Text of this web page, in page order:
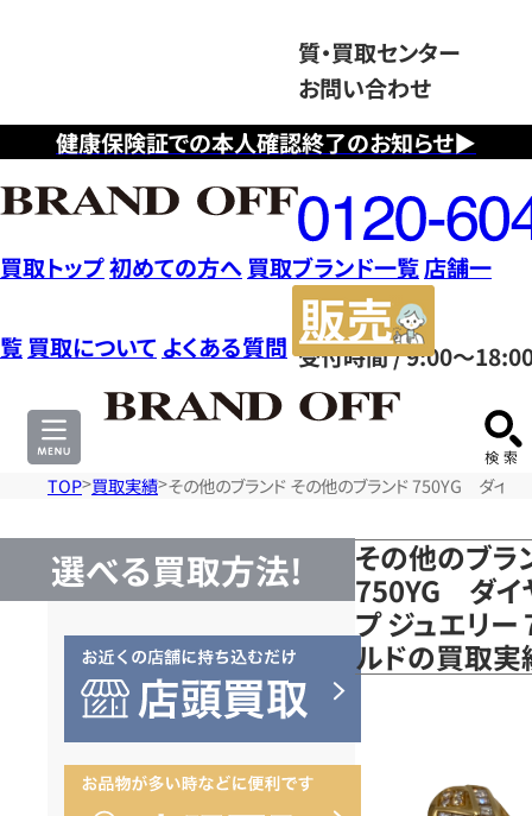
健康保険証での本人確認終了のお知らせ▶
質・買取センター
お問い合わせ
フ
リ
ー
ダ
イ
ヤ
ル
0120604117
受付時間 / 9:00～
買取トップ初めての方へ 買取ブランド一覧店舗一
覧 買取について よくある質問
サ
TOP 買取実績 その他のブランド その他のブランド 750YG ダイ
選べる買取方法!
その他のブラ
750YG ダイ
プ ジュエリ
ルドの買取実